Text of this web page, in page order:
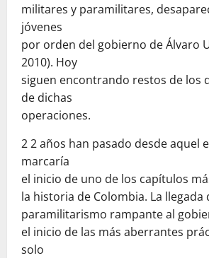
militares y paramilitares,
jóvenes
por orden del gobierno de Álvaro
2010). Hoy
siguen encontrando restos de los
de dichas
operaciones.
2 2 años han pasado desde aquel
marcaría
el inicio de uno de los capítulos
la historia de Colombia. La llegada
paramilitarismo rampante al
el inicio de las más aberrantes
solo